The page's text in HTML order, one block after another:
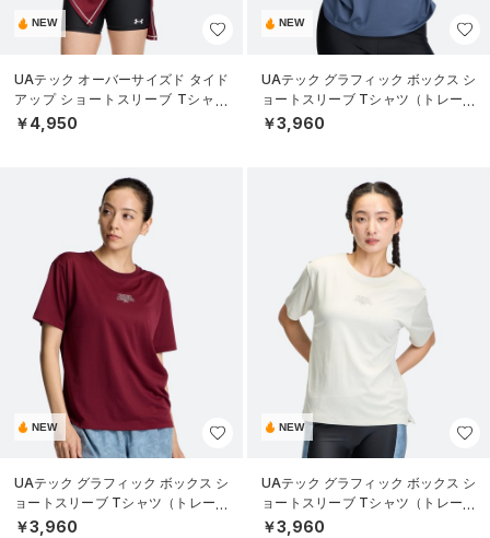
NEW
UAテック オーバーサイズド タイド
アップ ショートスリーブ Tシャツ
（トレーニング/WOMEN）
￥4,950
NEW
UAテック グラフィック ボックス シ
ョートスリーブ Tシャツ（トレーニ
ング/WOMEN）
￥3,960
NEW
UAテック グラフィック ボックス シ
ョートスリーブ Tシャツ（トレーニ
ング/WOMEN）
￥3,960
NEW
UAテック グラフィック ボックス シ
ョートスリーブ Tシャツ（トレーニ
ング/WOMEN）
￥3,960